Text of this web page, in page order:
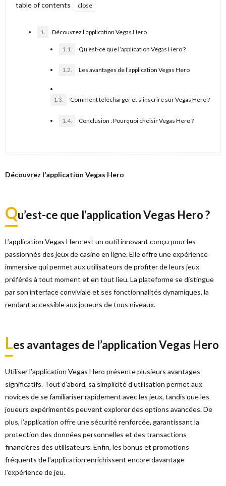
table of contents
1. Découvrez l’application Vegas Hero
1.1. Qu’est-ce que l’application Vegas Hero ?
1.2. Les avantages de l’application Vegas Hero
1.3. Comment télécharger et s’inscrire sur Vegas Hero ?
1.4. Conclusion : Pourquoi choisir Vegas Hero ?
Découvrez l’application Vegas Hero
Qu’est-ce que l’application Vegas Hero ?
L’application Vegas Hero est un outil innovant conçu pour les
passionnés des jeux de casino en ligne. Elle offre une expérience
immersive qui permet aux utilisateurs de profiter de leurs jeux
préférés à tout moment et en tout lieu. La plateforme se distingue
par son interface conviviale et ses fonctionnalités dynamiques, la
rendant accessible aux joueurs de tous niveaux.
Les avantages de l’application Vegas Hero
Utiliser l’application Vegas Hero présente plusieurs avantages
significatifs. Tout d’abord, sa simplicité d’utilisation permet aux
novices de se familiariser rapidement avec les jeux, tandis que les
joueurs expérimentés peuvent explorer des options avancées. De
plus, l’application offre une sécurité renforcée, garantissant la
protection des données personnelles et des transactions
financières des utilisateurs. Enfin, les bonus et promotions
fréquents de l’application enrichissent encore davantage
l’expérience de jeu.